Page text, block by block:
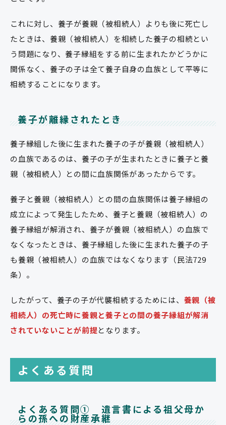
これに対し、養子が養親（被相続人）よりも後に死亡し
たときは、養親（被相続人）を相続した養子の相続とい
う問題になり、養子縁組をする前に生まれたかどうかに
関係なく、養子の子は全て養子自身の血族として平等に
相続することになります。
養子が離縁されたとき
養子縁組した後に生まれた養子の子が養親（被相続人）
の血族であるのは、養子の子が生まれたときに養子と養
親（被相続人）との間に血族関係があったからです。
養子と養親（被相続人）との間の血族関係は養子縁組の
成立によって発生したため、養子と養親（被相続人）の
養子縁組が解消され、養子が養親（被相続人）の血族で
なくなったときは、養子縁組した後に生まれた養子の子
も養親（被相続人）の血族ではなくなります（民法729
条）。
したがって、養子の子が代襲相続するためには、 養親（被
相続人）の死亡時に養親と養子との間の養子縁組が解消
されていないことが前提となります。
よくある質問
よくある質問① 遺言書による祖父母か
らの孫への財産承継